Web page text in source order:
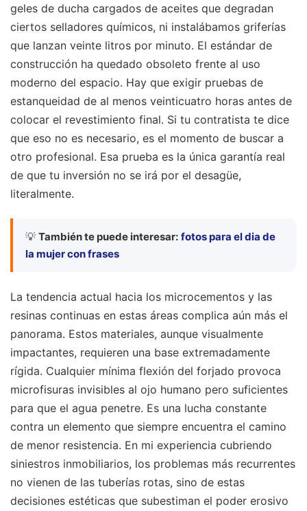
geles de ducha cargados de aceites que degradan
ciertos selladores químicos, ni instalábamos griferías
que lanzan veinte litros por minuto. El estándar de
construcción ha quedado obsoleto frente al uso
moderno del espacio. Hay que exigir pruebas de
estanqueidad de al menos veinticuatro horas antes de
colocar el revestimiento final. Si tu contratista te dice
que eso no es necesario, es el momento de buscar a
otro profesional. Esa prueba es la única garantía real
de que tu inversión no se irá por el desagüe,
literalmente.
💡 También te puede interesar: fotos para el dia de
la mujer con frases
La tendencia actual hacia los microcementos y las
resinas continuas en estas áreas complica aún más el
panorama. Estos materiales, aunque visualmente
impactantes, requieren una base extremadamente
rígida. Cualquier mínima flexión del forjado provoca
microfisuras invisibles al ojo humano pero suficientes
para que el agua penetre. Es una lucha constante
contra un elemento que siempre encuentra el camino
de menor resistencia. En mi experiencia cubriendo
siniestros inmobiliarios, los problemas más recurrentes
no vienen de las tuberías rotas, sino de estas
decisiones estéticas que subestiman el poder erosivo